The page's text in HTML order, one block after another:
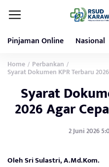
Pinjaman Online Nasional
Home / Perbankan /
Syarat Dokumen KPR Terbaru
Syarat
2026 Agar
2 Juni 2026
Oleh Sri Sulastri, A.Md.Kom.